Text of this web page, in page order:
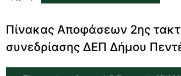
Πίνακας Αποφάσεων 2ης
συνεδρίασης ΔΕΠ Δήμου